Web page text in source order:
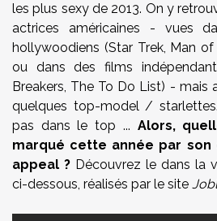
les plus sexy de 2013. On y
actrices américaines - vues
hollywoodiens (Star Trek, Man
ou dans des films
Breakers, The To Do List) - mais
quelques top-model /
pas dans le top ... Alors,
marqué cette année par son
appeal ? Découvrez le dans la
ci-dessous, réalisés par le site